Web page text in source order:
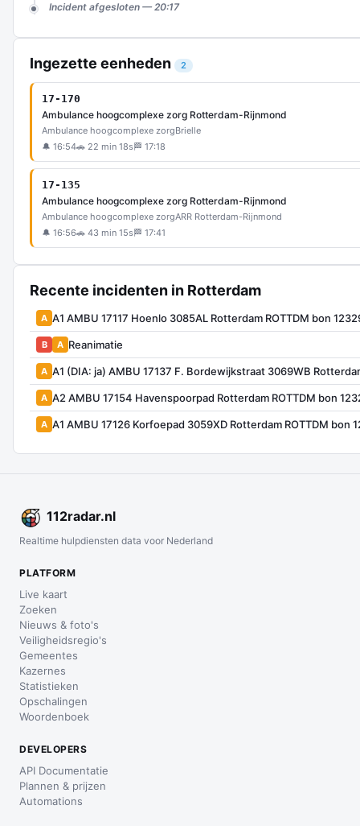
Incident afgesloten — 20:17
Ingezette eenheden 2
17-170
Ambulance hoogcomplexe zorg Rotterdam-Rijnmond
Ambulance hoogcomplexe zorgBrielle
🔔 16:54🚗 22 min 18s 🏁 17:18
17-135
Ambulance hoogcomplexe zorg Rotterdam-Rijnmond
Ambulance hoogcomplexe zorgARR Rotterdam-Rijnmond
🔔 16:56🚗 43 min 15s 🏁 17:41
Recente incidenten in Rotterdam
A A1 AMBU 17117 Hoenlo 3085AL Rotterdam ROTTDM bon
B A Reanimatie
A A1 (DIA: ja) AMBU 17137 F. Bordewijkstraat 3069WB
A A2 AMBU 17154 Havenspoorpad Rotterdam ROTTDM bon
A A1 AMBU 17126 Korfoepad 3059XD Rotterdam ROTTDM bon
112radar.nl
Realtime hulpdiensten data voor Nederland
PLATFORM
Live kaart
Zoeken
Nieuws & foto's
Veiligheidsregio's
Gemeentes
Kazernes
Statistieken
Opschalingen
Woordenboek
DEVELOPERS
API Documentatie
Plannen & prijzen
Automations